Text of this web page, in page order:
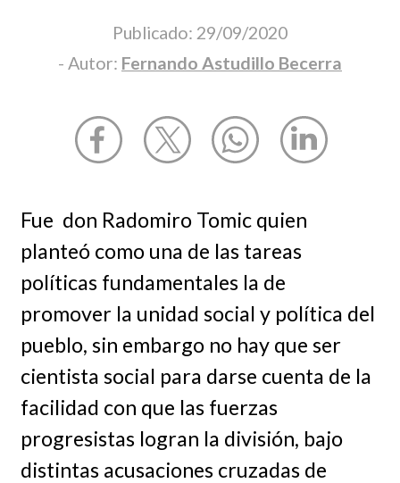
Publicado: 29/09/2020
- Autor: Fernando Astudillo Becerra
Fue don Radomiro Tomic quien
planteó como una de las tareas
políticas fundamentales la de
promover la unidad social y política del
pueblo, sin embargo no hay que ser
cientista social para darse cuenta de la
facilidad con que las fuerzas
progresistas logran la división, bajo
distintas acusaciones cruzadas de